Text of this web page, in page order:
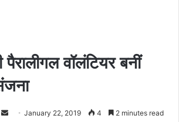
वॉलंटियर बनीं
Follow
Send January 22, 2019 4 2 minutes read